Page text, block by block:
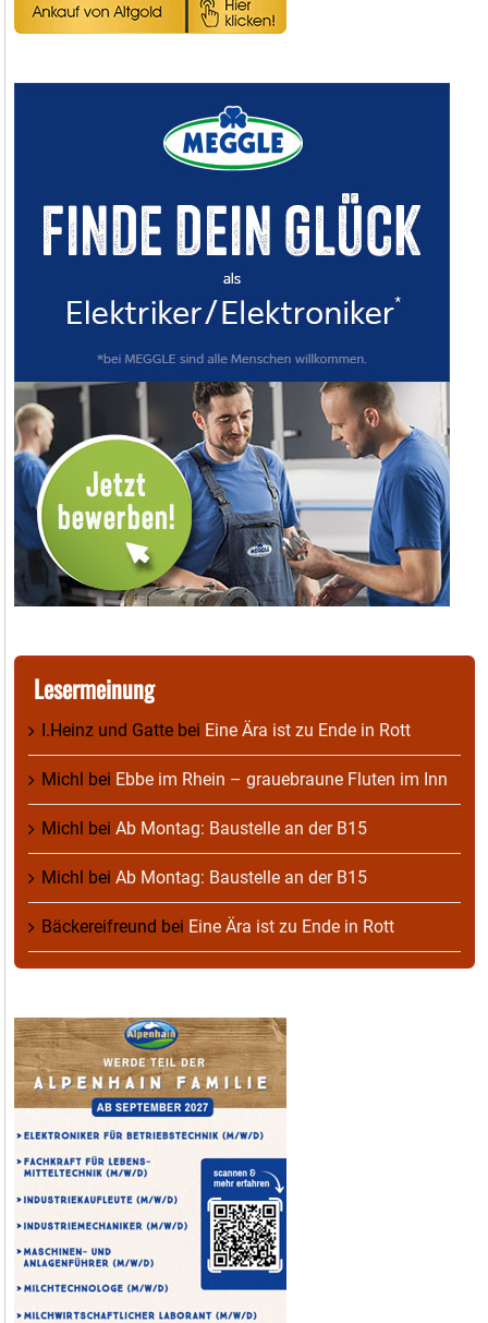
Lesermeinung
I.Heinz und Gatte bei Eine Ära ist zu Ende in Rott
Michl bei Ebbe im Rhein – grauebraune Fluten im Inn
Michl bei Ab Montag: Baustelle an der B15
Michl bei Ab Montag: Baustelle an der B15
Bäckereifreund bei Eine Ära ist zu Ende in Rott